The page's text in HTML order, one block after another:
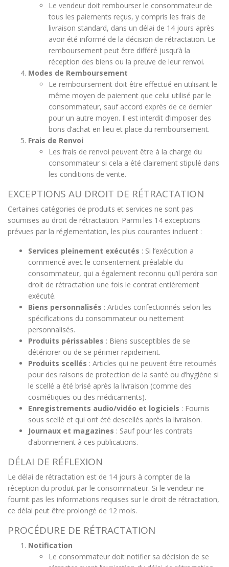
Le vendeur doit rembourser le consommateur de
tous les paiements reçus, y compris les frais de
livraison standard, dans un délai de 14 jours après
avoir été informé de la décision de rétractation. Le
remboursement peut être différé jusqu’à la
réception des biens ou la preuve de leur renvoi.
Modes de Remboursement
Le remboursement doit être effectué en utilisant le
même moyen de paiement que celui utilisé par le
consommateur, sauf accord exprès de ce dernier
pour un autre moyen. Il est interdit d’imposer des
bons d’achat en lieu et place du remboursement.
Frais de Renvoi
Les frais de renvoi peuvent être à la charge du
consommateur si cela a été clairement stipulé dans
les conditions de vente.
EXCEPTIONS AU DROIT DE RÉTRACTATION
Certaines catégories de produits et services ne sont pas
soumises au droit de rétractation. Parmi les 14 exceptions
prévues par la réglementation, les plus courantes incluent :
Services pleinement exécutés : Si l’exécution a
commencé avec le consentement préalable du
consommateur, qui a également reconnu qu’il perdra son
droit de rétractation une fois le contrat entièrement
exécuté.
Biens personnalisés : Articles confectionnés selon les
spécifications du consommateur ou nettement
personnalisés.
Produits périssables : Biens susceptibles de se
détériorer ou de se périmer rapidement.
Produits scellés : Articles qui ne peuvent être retournés
pour des raisons de protection de la santé ou d’hygiène si
le scellé a été brisé après la livraison (comme des
cosmétiques ou des médicaments).
Enregistrements audio/vidéo et logiciels : Fournis
sous scellé et qui ont été descellés après la livraison.
Journaux et magazines : Sauf pour les contrats
d’abonnement à ces publications.
DÉLAI DE RÉFLEXION
Le délai de rétractation est de 14 jours à compter de la
réception du produit par le consommateur. Si le vendeur ne
fournit pas les informations requises sur le droit de rétractation,
ce délai peut être prolongé de 12 mois.
PROCÉDURE DE RÉTRACTATION
Notification
Le consommateur doit notifier sa décision de se